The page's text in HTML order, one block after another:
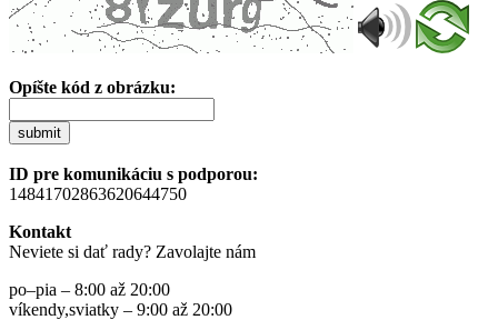
Opíšte kód z obrázku:
submit
ID pre komunikáciu s podporou:
14841702863620644750
Kontakt
Neviete si dať rady? Zavolajte nám
po–pia – 8:00 až 20:00
víkendy,sviatky – 9:00 až 20:00